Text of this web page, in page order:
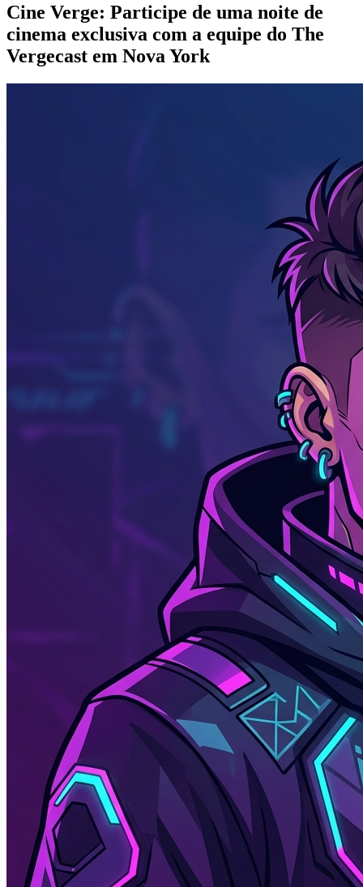
Cine Verge: Participe de uma noite de
cinema exclusiva com a equipe do The
Vergecast em Nova York